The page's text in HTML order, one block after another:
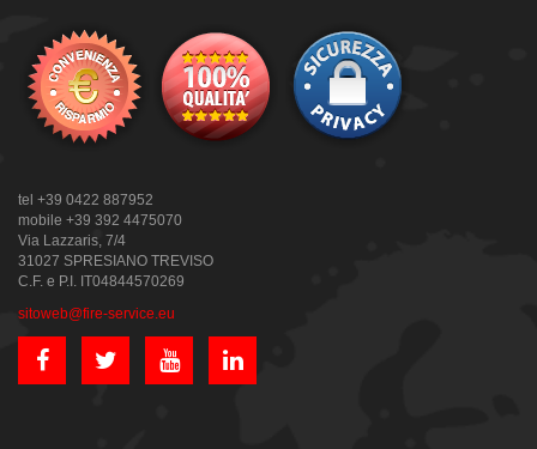
tel +39 0422 887952
mobile +39 392 4475070
Via Lazzaris, 7/4
31027 SPRESIANO TREVISO
C.F. e P.I. IT04844570269
sitoweb@fire-service.eu